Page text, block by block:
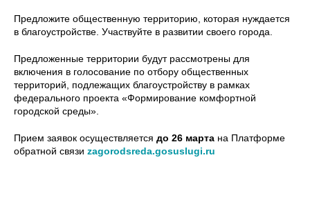
Предложите общественную территорию, которая нуждается
в благоустройстве. Участвуйте в развитии своего города.
Предложенные территории будут рассмотрены для
включения в голосование по отбору общественных
территорий, подлежащих благоустройству в рамках
федерального проекта «Формирование комфортной
городской среды».
Прием заявок осуществляется до 26 марта на Платформе
обратной связи zagorodsreda.gosuslugi.ru